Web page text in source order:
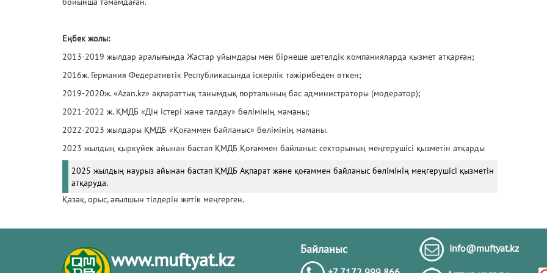
Еңбек жолы:
2013-2019 жылдар аралығында Жастар ұйымдары мен бірнеше шетелдік компанияларда қызмет атқарған;
2016ж. Германия Федеративтік Республикасында іскерлік тәжірибеден өткен;
2019-2020ж. «Azan.kz» ақпараттық танымдық порталының бас администраторы (модератор);
2021-2022 ж. ҚМДБ «Дін істері және талдау» бөлімінің маманы;
2022-2023 жылдары ҚМДБ «Қоғаммен байланыс» бөлімінің маманы.
2023 жылдың қыркүйек айынан бастап ҚМДБ Қоғаммен байланыс секторының меңгерушісі қызметін атқарды
2025 жылдың наурыз айынан бастап ҚМДБ Ақпарат және қоғаммен байланыс бөлімінің меңгерушісі қызметін
атқаруда.
Қазақ, орыс, ағылшын тілдерін жетік меңгерген.
www.muftyat.kz Байланыс info@muftyat.kz